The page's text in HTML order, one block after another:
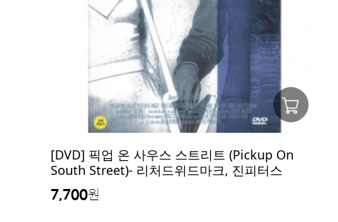
[DVD] 픽업 온 사우스 스트리트 (Pickup On
South Street)- 리처드위드마크, 진피터스
7,700원